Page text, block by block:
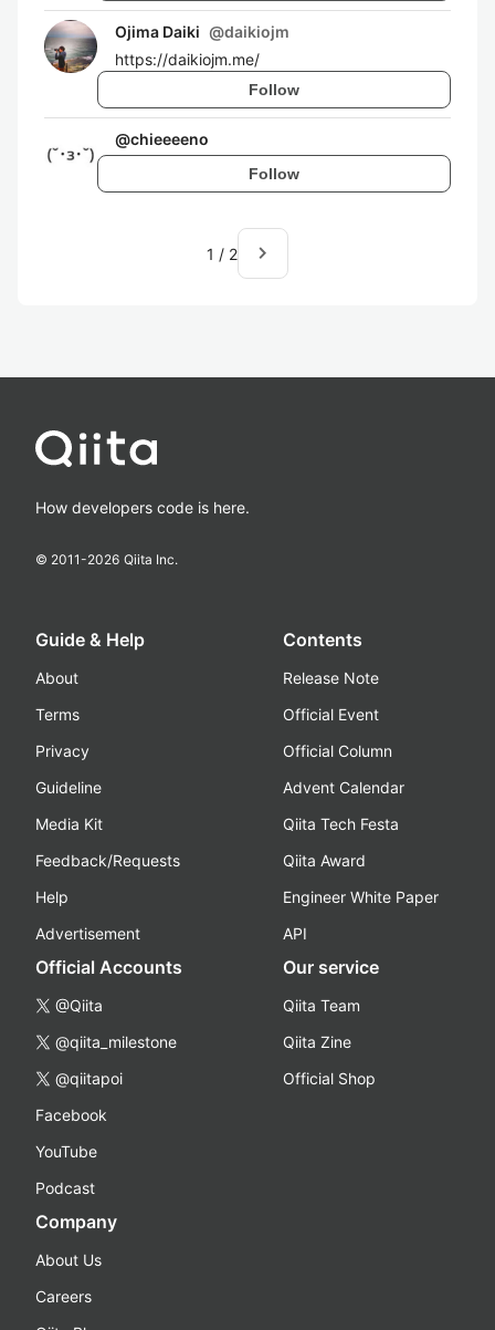
Ojima Daiki @daikiojm
https://daikiojm.me/
Follow
@chieeeeno
Follow
1 / 2 navigate_next
How developers code is here.
© 2011-2026 Qiita Inc.
Guide & Help
About
Terms
Privacy
Guideline
Media Kit
Feedback/Requests
Help
Advertisement
Contents
Release Note
Official Event
Official Column
Advent Calendar
Qiita Tech Festa
Qiita Award
Engineer White Paper
API
Official Accounts
@Qiita
@qiita_milestone
@qiitapoi
Facebook
YouTube
Podcast
Our service
Qiita Team
Qiita Zine
Official Shop
Company
About Us
Careers